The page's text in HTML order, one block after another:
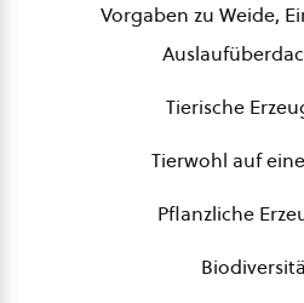
Vorgaben zu Weide,
Tierische
Tierwohl auf
Pflanzliche